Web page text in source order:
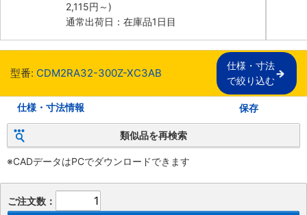
2,115円 ～)
通常出荷日：在庫品1日目
型番: CDM2RA32-300Z-XC3AB
仕様・寸法
で絞り込む
仕様・寸法情報 保存
類似品を再検索
※CADデータはPCでダウンロードできます
ご注文数：